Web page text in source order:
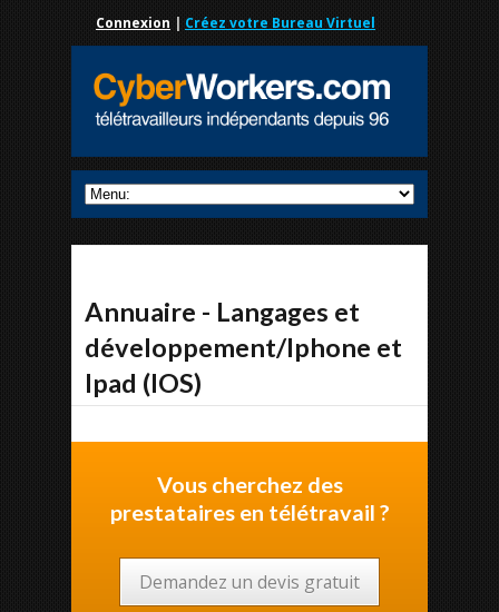
Connexion | Créez votre Bureau Virtuel
Annuaire - Langages et
développement/Iphone et
Ipad (IOS)
Vous cherchez des
prestataires en télétravail ?
Demandez un devis gratuit